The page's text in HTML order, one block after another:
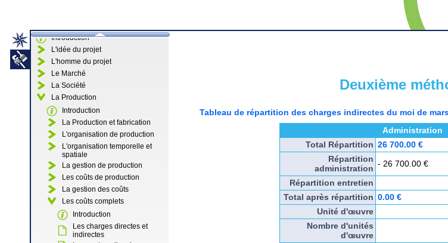
Introduction
L'idée du projet
L'homme du projet
Le Marché
La Société
La Production
Introduction
La Production et fabrication
L'organisation de production
L'organisation temporelle et
spatiale
La gestion de production
Les coûts de production
La gestion des coûts
Les coûts complets
Introduction
Les charges directes et
indirectes
Deuxième
Tableau de répartition des charges indirectes du moi de
Administration
Total Répartition 26 700.00 €
Répartition
administration - 26 700.00 €
Répartition entretien
Total après répartition 0.00 €
Unité d'œuvre
Nombre d'unités
d'œuvre